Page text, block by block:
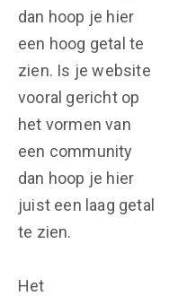
dan hoop je hier
een hoog getal te
zien. Is je website
vooral gericht op
het vormen van
een community
dan hoop je hier
juist een laag getal
te zien.
Het